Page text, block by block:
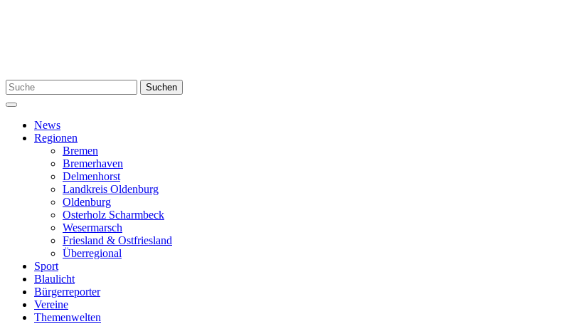
Suchen
nach:
Suchen
Menü
News
Regionen
Bremen
Bremerhaven
Delmenhorst
Landkreis Oldenburg
Oldenburg
Osterholz Scharmbeck
Wesermarsch
Friesland & Ostfriesland
Überregional
Sport
Blaulicht
Bürgerreporter
Vereine
Themenwelten